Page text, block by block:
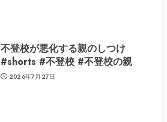
不登校が悪化する親のしつけ
#shorts #不登校 #不登校の親
2026年7月27日